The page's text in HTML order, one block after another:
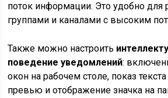
поток информации. Это удобно
группами и каналами с высоким
Также можно настроить
поведение уведомлений:
окон на рабочем столе, показ
превью и отображение значка на